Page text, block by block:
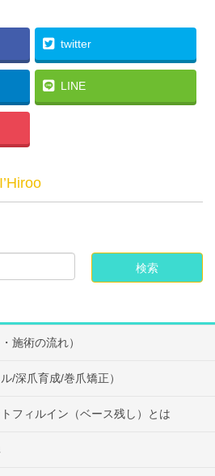
twitter
LINE
施術の流れ）
/深爪育成/巻爪矯正）
フィルイン（ベース残し）とは